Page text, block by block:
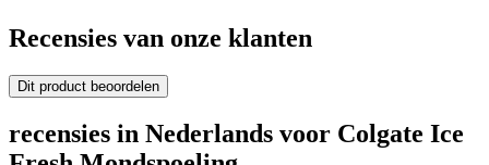
Recensies van onze klanten
Dit product beoordelen
recensies in Nederlands voor Colgate Ice